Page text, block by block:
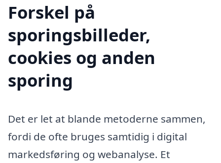
Forskel på
sporingsbilleder,
cookies og anden
sporing
Det er let at blande metoderne sammen,
fordi de ofte bruges samtidig i digital
markedsføring og webanalyse. Et